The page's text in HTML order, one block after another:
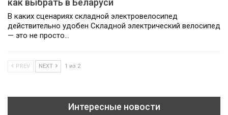
как выбрать в Беларуси
В каких сценариях складной электровелосипед
действительно удобен Складной электрический велосипед
— это не просто…
PREV NEXT 1 из 2
Интересные новости